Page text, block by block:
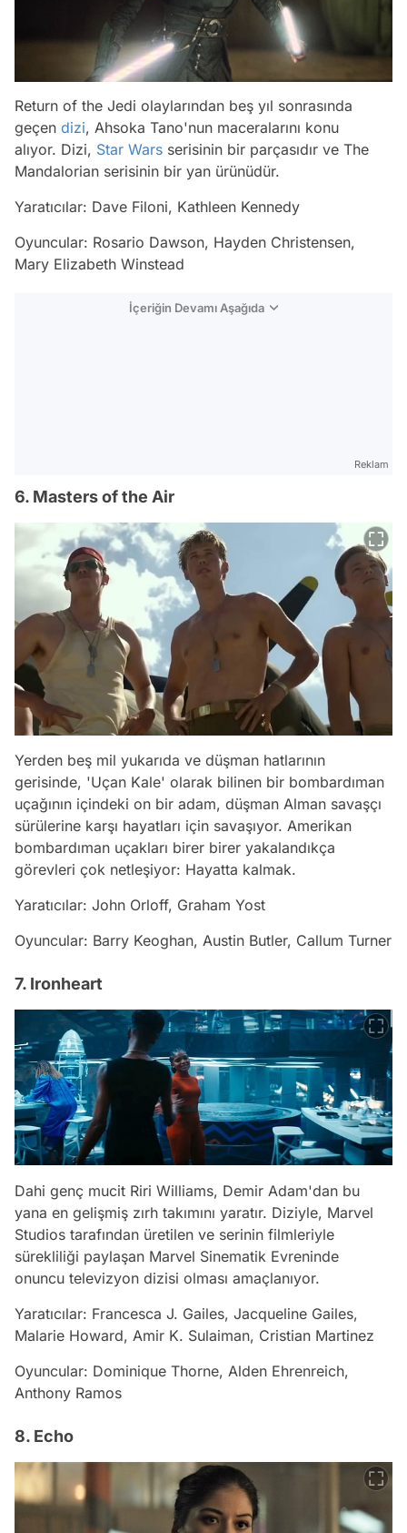
Return of the Jedi olaylarından beş yıl sonrasında
geçen dizi, Ahsoka Tano'nun maceralarını konu
alıyor. Dizi, Star Wars serisinin bir parçasıdır ve The
Mandalorian serisinin bir yan ürünüdür.
Yaratıcılar: Dave Filoni, Kathleen Kennedy
Oyuncular: Rosario Dawson, Hayden Christensen,
Mary Elizabeth Winstead
İçeriğin Devamı Aşağıda
Reklam
6. Masters of the Air
Yerden beş mil yukarıda ve düşman hatlarının
gerisinde, 'Uçan Kale' olarak bilinen bir bombardıman
uçağının içindeki on bir adam, düşman Alman savaşçı
sürülerine karşı hayatları için savaşıyor. Amerikan
bombardıman uçakları birer birer yakalandıkça
görevleri çok netleşiyor: Hayatta kalmak.
Yaratıcılar: John Orloff, Graham Yost
Oyuncular: Barry Keoghan, Austin Butler, Callum Turner
7. Ironheart
Dahi genç mucit Riri Williams, Demir Adam'dan bu
yana en gelişmiş zırh takımını yaratır. Diziyle, Marvel
Studios tarafından üretilen ve serinin filmleriyle
sürekliliği paylaşan Marvel Sinematik Evreninde
onuncu televizyon dizisi olması amaçlanıyor.
Yaratıcılar: Francesca J. Gailes, Jacqueline Gailes,
Malarie Howard, Amir K. Sulaiman, Cristian Martinez
Oyuncular: Dominique Thorne, Alden Ehrenreich,
Anthony Ramos
8. Echo